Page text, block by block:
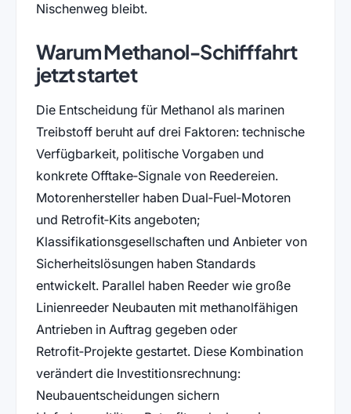
Nischenweg bleibt.
Warum Methanol‑Schifffahrt
jetzt startet
Die Entscheidung für Methanol als marinen
Treibstoff beruht auf drei Faktoren: technische
Verfügbarkeit, politische Vorgaben und
konkrete Offtake‑Signale von Reedereien.
Motorenhersteller haben Dual‑Fuel‑Motoren
und Retrofit‑Kits angeboten;
Klassifikationsgesellschaften und Anbieter von
Sicherheitslösungen haben Standards
entwickelt. Parallel haben Reeder wie große
Linienreeder Neubauten mit methanolfähigen
Antrieben in Auftrag gegeben oder
Retrofit‑Projekte gestartet. Diese Kombination
verändert die Investitionsrechnung:
Neubauentscheidungen sichern